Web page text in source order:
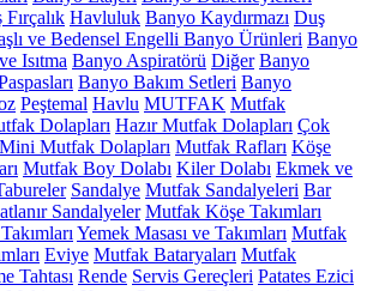
Havluluk Banyo Kaydırmazı Duş
ve Bedensel Engelli Banyo Ürünleri Banyo
Isıtma Banyo Aspiratörü Diğer Banyo
Banyo Bakım Setleri Banyo
Peştemal Havlu MUTFAK Mutfak
Dolapları Hazır Mutfak Dolapları Çok
Mini Mutfak Dolapları Mutfak Rafları Köşe
Mutfak Boy Dolabı Kiler Dolabı Ekmek ve
Sandalye Mutfak Sandalyeleri Bar
Sandalyeler Mutfak Köşe Takımları
Yemek Masası ve Takımları Mutfak
Eviye Mutfak Bataryaları Mutfak
Tahtası Rende Servis Gereçleri Patates Ezici